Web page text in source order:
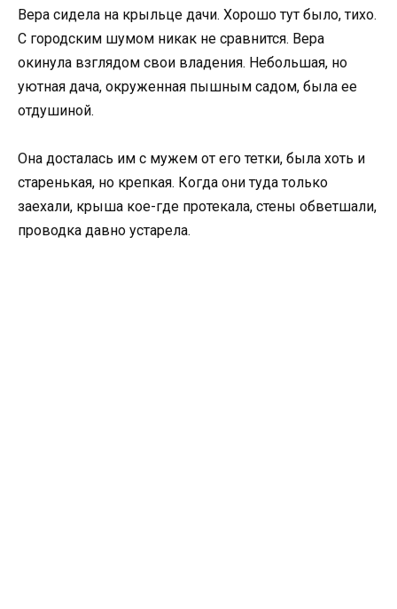
Вера сидела на крыльце дачи. Хорошо тут было, тихо.
С городским шумом никак не сравнится. Вера
окинула взглядом свои владения. Небольшая, но
уютная дача, окруженная пышным садом, была ее
отдушиной.
Она досталась им с мужем от его тетки, была хоть и
старенькая, но крепкая. Когда они туда только
заехали, крыша кое-где протекала, стены обветшали,
проводка давно устарела.